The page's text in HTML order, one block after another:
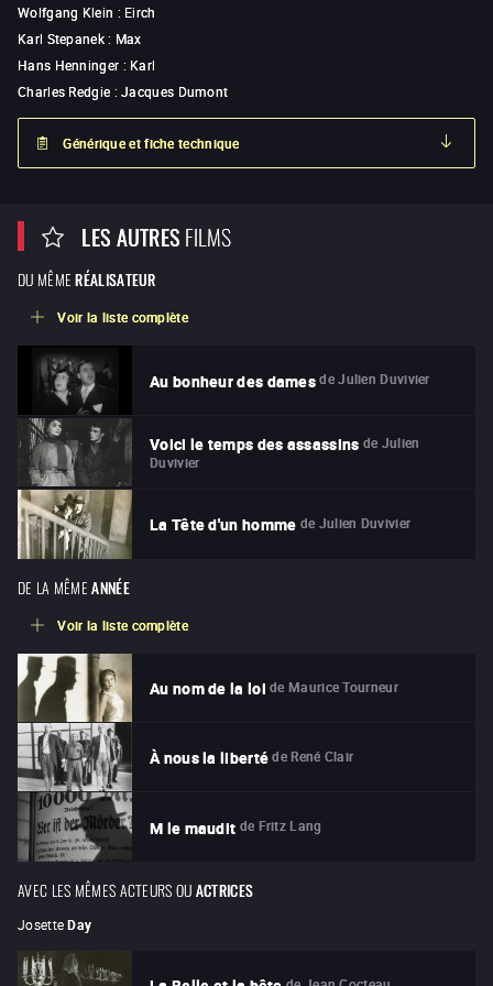
Wolfgang Klein : Eirch
Karl Stepanek: Max
Hans Henninger : Karl
Charles Redgie :Jacques Dumont
Générique et fiche technique
LES AUTRESFILMS
DU MÊME RÉALISATEUR
Voir la liste complète
Au bonheur des dames de Julien Duvivier
Voici le temps des assassins de Julien
Duvivier
La Tête d'un homme de Julien Duvivier
DE LA MÊME ANNÉE
Voir la liste complète
Au nom de la loi de Maurice Tourneur
À nous la liberté de René Clair
M le maudit de Fritz Lang
AVEC LES MÊMES ACTEURS OUACTRICES
Josette Day